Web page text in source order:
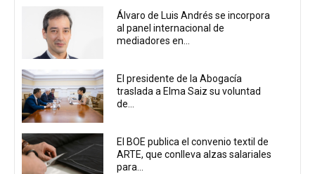
Álvaro de Luis Andrés se incorpora
al panel internacional de
mediadores en...
El presidente de la Abogacía
traslada a Elma Saiz su voluntad
de...
El BOE publica el convenio textil de
ARTE, que conlleva alzas salariales
para...